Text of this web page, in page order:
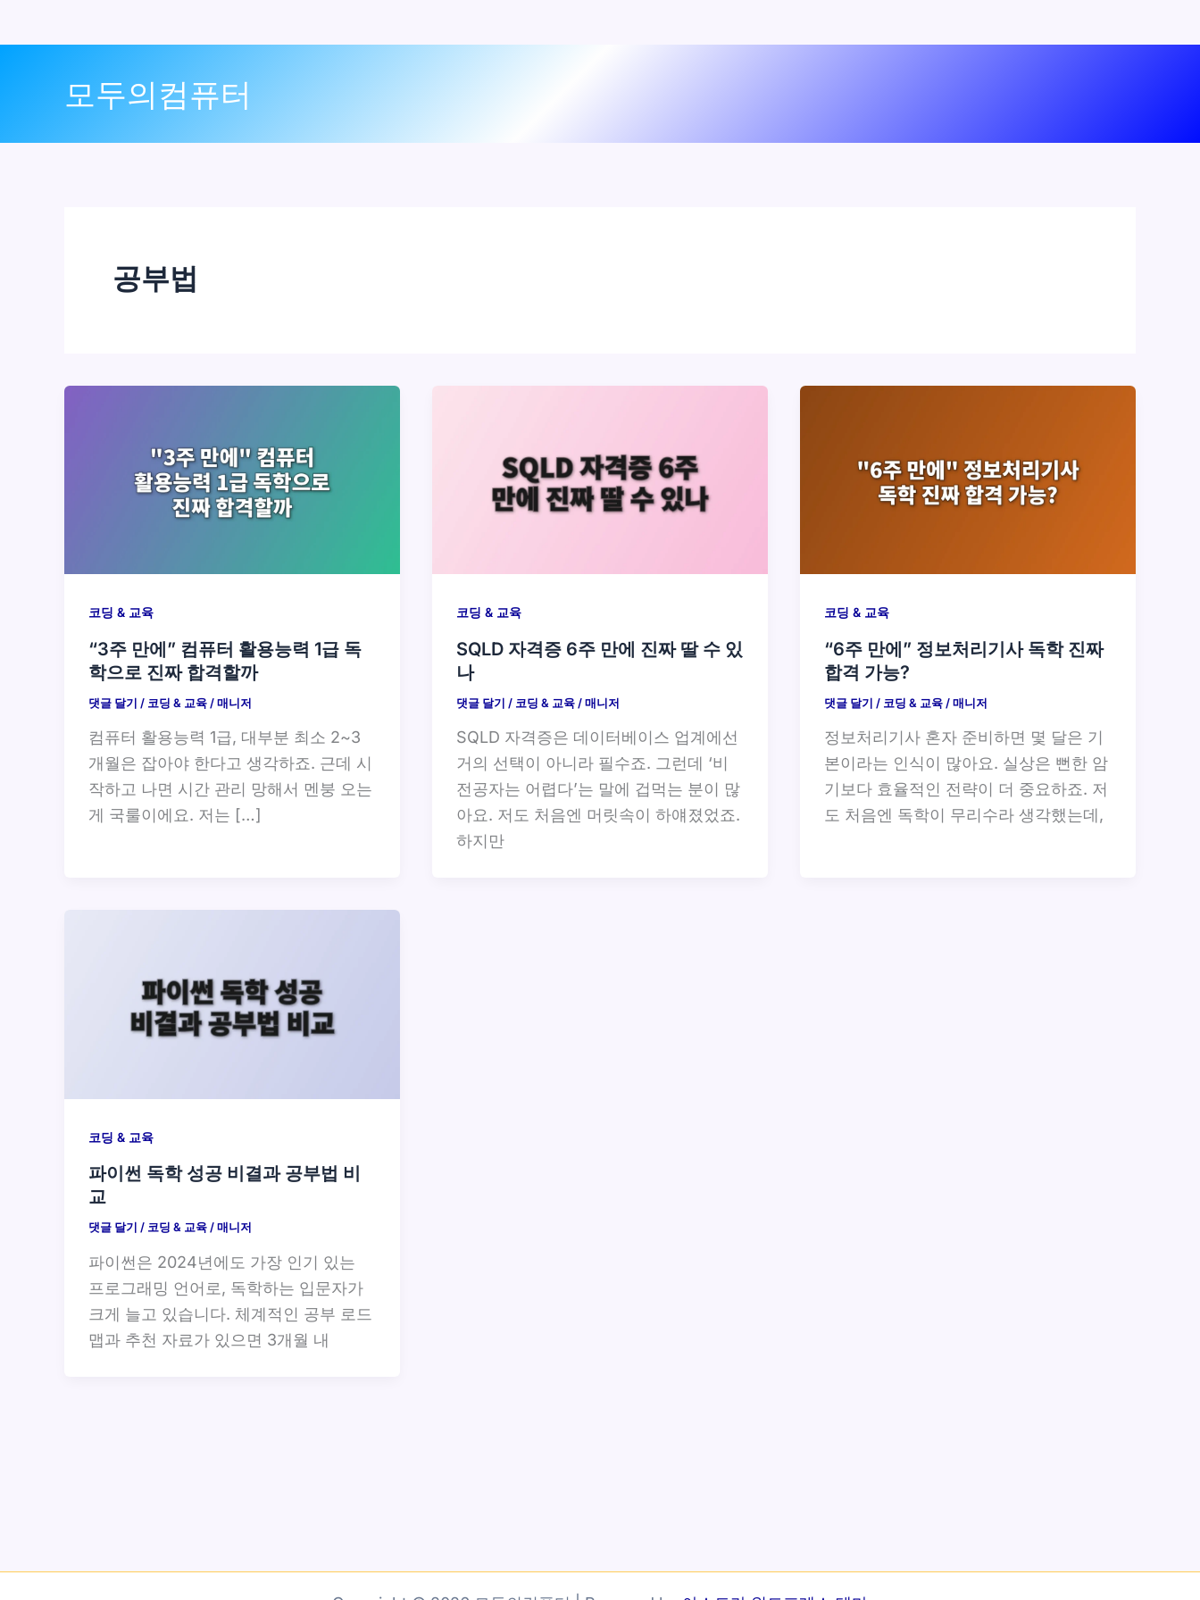
모두의컴퓨터
공부법
코딩 & 교육
“3주 만에” 컴퓨터 활용능력 1급 독
학으로 진짜 합격할까
댓글 달기 / 코딩 & 교육 /매니저
컴퓨터 활용능력 1급, 대부분 최소 2~3
개월은 잡아야 한다고 생각하죠. 근데 시
작하고 나면 시간 관리 망해서 멘붕 오는
게 국룰이에요. 저는 […]
코딩 & 교육
SQLD 자격증 6주 만에 진짜 딸 수 있
나
댓글 달기 / 코딩 & 교육/매니저
SQLD 자격증은 데이터베이스 업계에선
거의 선택이 아니라 필수죠. 그런데 ‘비
전공자는 어렵다’는 말에 겁먹는 분이 많
아요. 저도 처음엔 머릿속이 하얘졌었죠.
하지만
코딩 & 교육
“6주 만에” 정보처리기사 독학 진짜
합격 가능?
댓글 달기 / 코딩 & 교육/매니저
정보처리기사 혼자 준비하면 몇 달은 기
본이라는 인식이 많아요. 실상은 뻔한 암
기보다 효율적인 전략이 더 중요하죠. 저
도 처음엔 독학이 무리수라 생각했는데,
코딩 & 교육
파이썬 독학 성공 비결과 공부법 비
교
댓글 달기 / 코딩 & 교육/매니저
파이썬은 2024년에도 가장 인기 있는
프로그래밍 언어로, 독학하는 입문자가
크게 늘고 있습니다. 체계적인 공부 로드
맵과 추천 자료가 있으면 3개월 내